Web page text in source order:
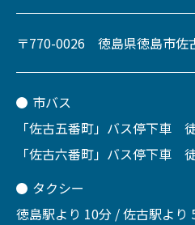
〒770-0026 徳島県徳島市佐
市バス
「佐古五番町」バス停下車
「佐古六番町」バス停下車
タクシー
徳島駅より 10分 / 佐古駅より